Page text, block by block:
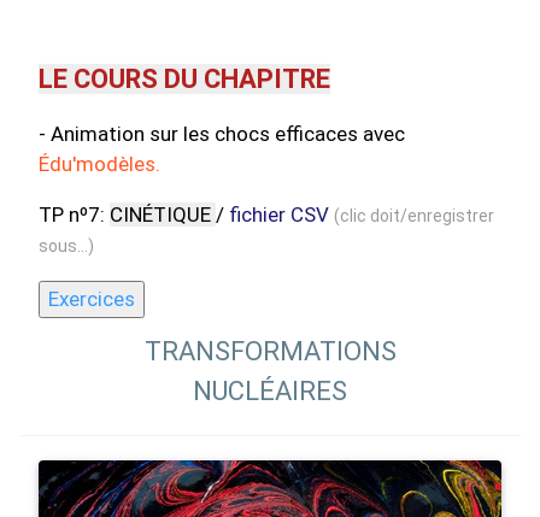
LE COURS DU CHAPITRE
- Animation sur les chocs efficaces avec
Édu'modèles.
TP nº7: CINÉTIQUE / fichier CSV (clic doit/enregistrer
sous...)
Exercices
TRANSFORMATIONS
NUCLÉAIRES